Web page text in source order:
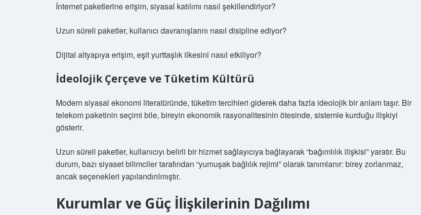
İnternet paketlerine erişim, siyasal katılımı nasıl şekillendiriyor?
Uzun süreli paketler, kullanıcı davranışlarını nasıl disipline ediyor?
Dijital altyapıya erişim, eşit yurttaşlık ilkesini nasıl etkiliyor?
İdeolojik Çerçeve ve Tüketim Kültürü
Modern siyasal ekonomi literatüründe, tüketim tercihleri giderek daha fazla ideolojik bir anlam taşır. Bir
telekom paketinin seçimi bile, bireyin ekonomik rasyonalitesinin ötesinde, sistemle kurduğu ilişkiyi
gösterir.
Uzun süreli paketler, kullanıcıyı belirli bir hizmet sağlayıcıya bağlayarak “bağımlılık ilişkisi” yaratır. Bu
durum, bazı siyaset bilimciler tarafından “yumuşak bağlılık rejimi” olarak tanımlanır: birey zorlanmaz,
ancak seçenekleri yapılandırılmıştır.
Kurumlar ve Güç İlişkilerinin Dağılımı